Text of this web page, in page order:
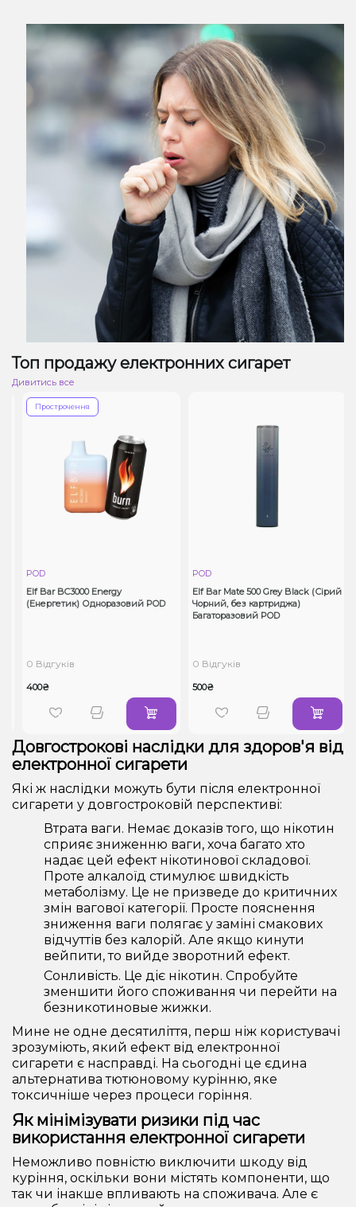
Топ продажу електронних сигарет
Дивитись все
Прострочення
POD
Elf Bar BC3000 Energy
(Енергетик) Одноразовий POD
0 Відгуків
400₴
POD
Elf Bar Mate 500 Grey Black (Сірий
Чорний, без картриджа)
Багаторазовий POD
0 Відгуків
500₴
Довгострокові наслідки для здоров'я від
електронної сигарети
Які ж наслідки можуть бути після електронної
сигарети у довгостроковій перспективі:
Втрата ваги. Немає доказів того, що нікотин
сприяє зниженню ваги, хоча багато хто
надає цей ефект нікотинової складової.
Проте алкалоїд стимулює швидкість
метаболізму. Це не призведе до критичних
змін вагової категорії. Просте пояснення
зниження ваги полягає у заміні смакових
відчуттів без калорій. Але якщо кинути
вейпити, то вийде зворотний ефект.
Сонливість. Це діє нікотин. Спробуйте
зменшити його споживання чи перейти на
безникотиновые жижки.
Мине не одне десятиліття, перш ніж користувачі
зрозуміють, який ефект від електронної
сигарети є насправді. На сьогодні це єдина
альтернатива тютюновому курінню, яке
токсичніше через процеси горіння.
Як мінімізувати ризики під час
використання електронної сигарети
Неможливо повністю виключити шкоду від
куріння, оскільки вони містять компоненти, що
так чи інакше впливають на споживача. Але є